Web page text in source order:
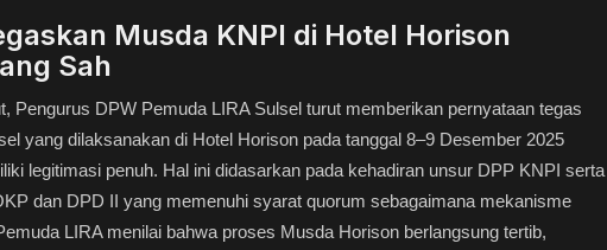
Musda KNPI di Hotel Horison
Sah
Pengurus DPW Pemuda LIRA Sulsel turut memberikan pernyataan tegas
yang dilaksanakan di Hotel Horison pada tanggal 8–9 Desember 2025
legitimasi penuh. Hal ini didasarkan pada kehadiran unsur DPP KNPI serta
dan DPD II yang memenuhi syarat quorum sebagaimana mekanisme
LIRA menilai bahwa proses Musda Horison berlangsung tertib,